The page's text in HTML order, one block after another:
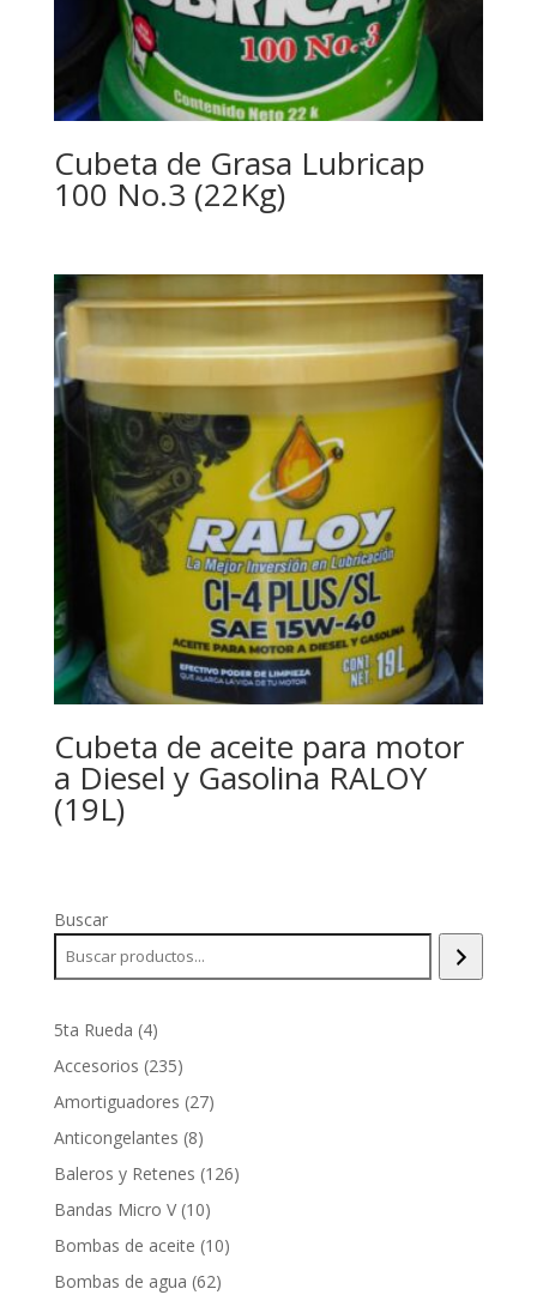
Cubeta de Grasa Lubricap
100 No.3 (22Kg)
Cubeta de aceite para motor
a Diesel y Gasolina RALOY
(19L)
Buscar
5ta Rueda 44
productos
Accesorios 235235
productos
Amortiguadores 2727
Anticongelantes 88
productos
Baleros y Retenes 126126
Bandas Micro V 1010
productos
Bombas de aceite 1010
Bombas de agua 6262